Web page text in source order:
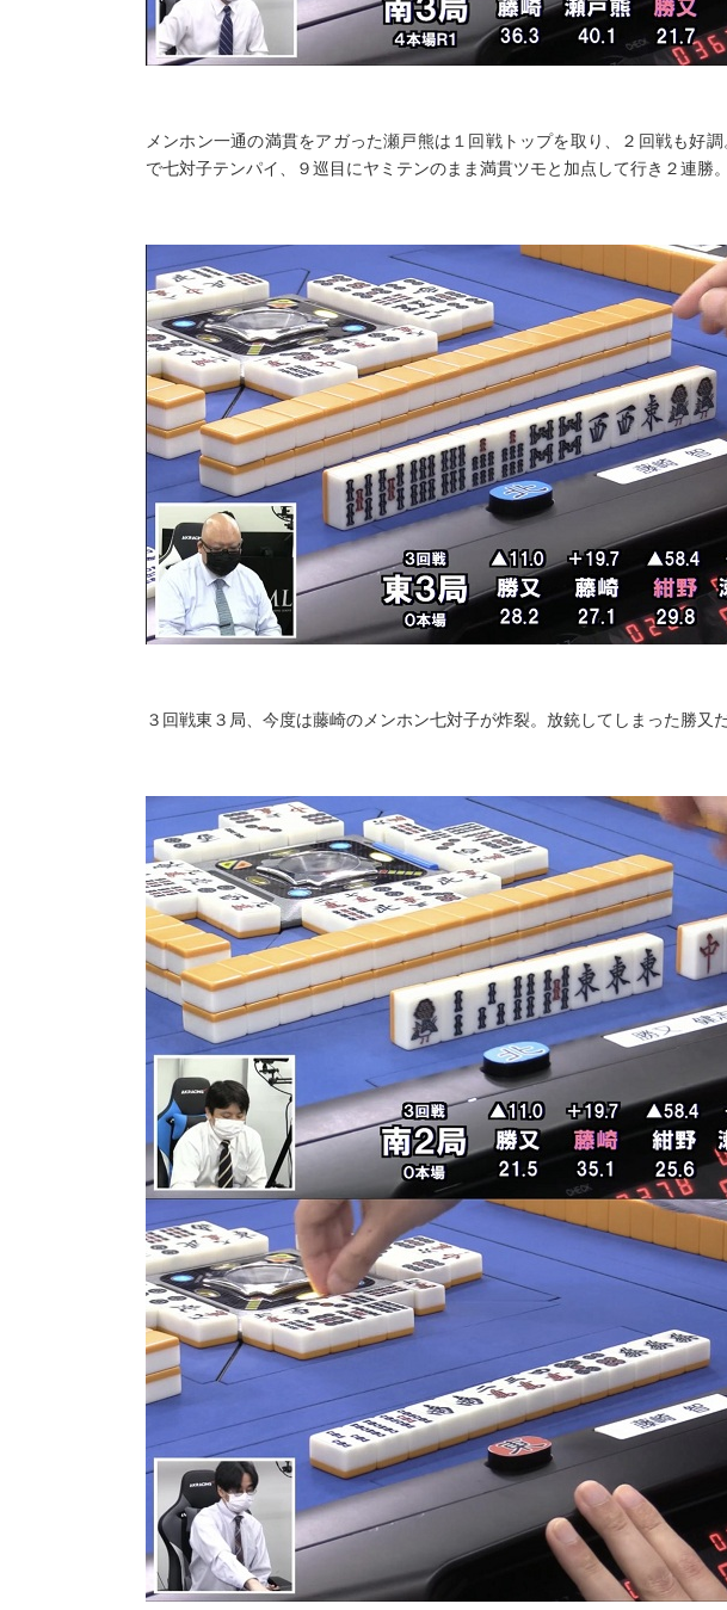
メンホン一通の満貫をアガった瀬戸熊は１回戦トップを取り、２回戦も好
で七対子テンパイ、９巡目にヤミテンのまま満貫ツモと加点して行き２連勝。
３回戦東３局、今度は藤崎のメンホン七対子が炸裂。放銃してしまった勝又